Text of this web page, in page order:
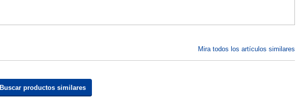
Mira todos los artículos similares
Buscar productos similares